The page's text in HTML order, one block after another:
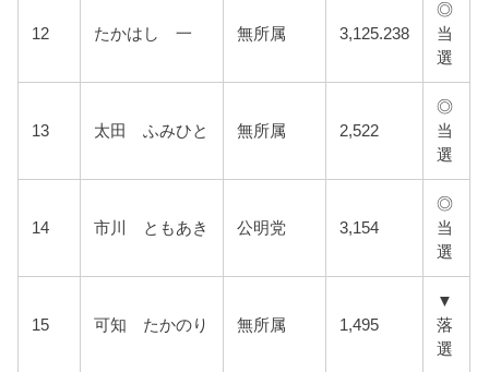
12 たかはし 一 無所属 3,125.238
◎
当
選
13 太田 ふみひと 無所属 2,522
◎
当
選
14 市川 ともあき 公明党 3,154
◎
当
選
15 可知 たかのり 無所属 1,495
▼
落
選